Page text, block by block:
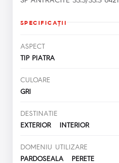
SPECIFICAŢII
ASPECT
TIP PIATRA
CULOARE
GRI
DESTINATIE
EXTERIOR INTERIOR
DOMENIU UTILIZARE
PARDOSEALA PERETE